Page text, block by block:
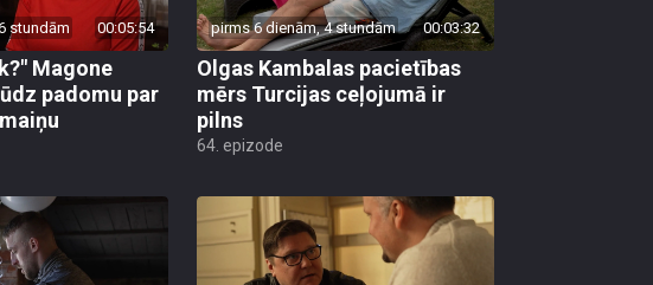
stundām 00:05:54
Magone
padomu par
pirms 6 dienām, 4 stundām 00:03:32
Olgas Kambalas pacietības
mērs Turcijas ceļojumā ir
pilns
64. epizode